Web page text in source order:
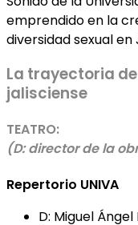
emprendido en la
diversidad sexual en
La trayectoria
jalisciense
TEATRO:
(D: director de la
Repertorio UNIVA
D: Miguel Ángel